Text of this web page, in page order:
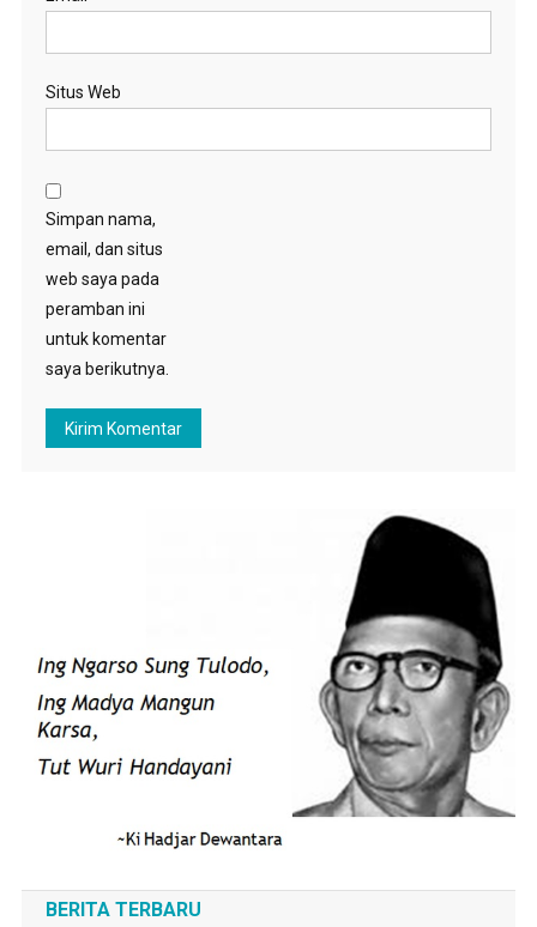
Situs Web
Simpan nama,
email, dan situs
web saya pada
peramban ini
untuk komentar
saya berikutnya.
BERITA TERBARU